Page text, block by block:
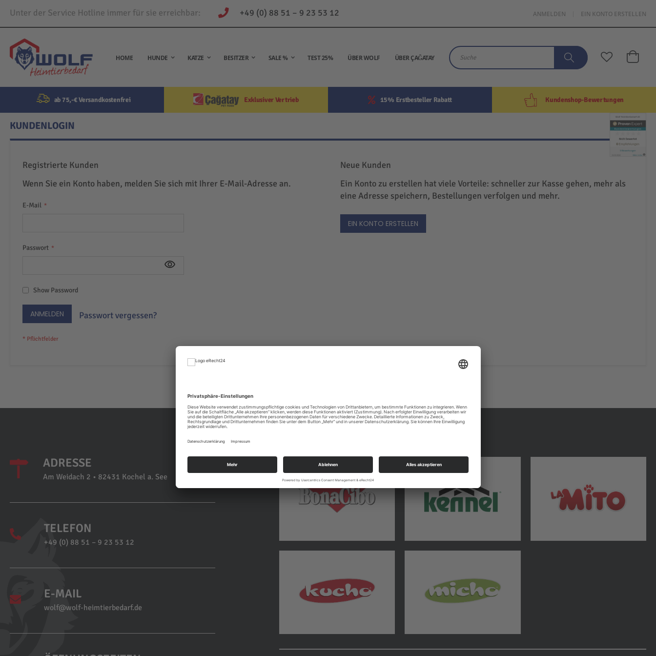
Unter der Service Hotline immer für sie erreichbar: +49 (0) 88 51 – 9 23 53 12
Direkt
zum
Inhalt
ANMELDEN EIN KONTO ERSTELLEN
HOME HUNDE KATZE BESITZER SALE % TEST 25% ÜBER WOLF ÜBER ÇAĞATAY
Suche Mein
ab 75,-€ Versandkostenfrei Exklusiver Vertrieb 15% Erstbesteller Rabatt Kundenshop-Bewertungen
KUNDENLOGIN
Registrierte Kunden
Wenn Sie ein Konto haben, melden Sie sich mit Ihrer E-Mail-Adresse an.
E-Mail
Passwort
Show Password
ANMELDEN Passwort vergessen?
Neue Kunden
Ein Konto zu erstellen hat viele Vorteile: schneller zur Kasse gehen, mehr als
eine Adresse speichern, Bestellungen verfolgen und mehr.
EIN KONTO ERSTELLEN
ADRESSE
Am Weidach 2 • 82431 Kochel a. See
TELEFON
+49 (0) 88 51 – 9 23 53 12
E-MAIL
wolf@wolf-heimtierbedarf.de